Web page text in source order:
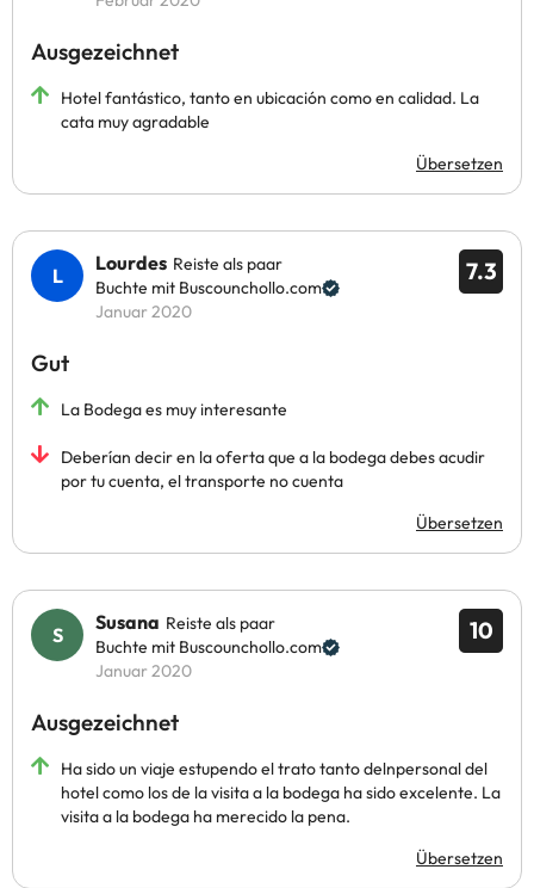
Ausgezeichnet
Hotel fantástico, tanto en ubicación como en calidad. La
cata muy agradable
Übersetzen
7.3
Lourdes Reiste als paar
Buchte mit Buscounchollo.com
Januar 2020
Gut
La Bodega es muy interesante
Deberían decir en la oferta que a la bodega debes acudir
por tu cuenta, el transporte no cuenta
Übersetzen
10
Susana Reiste als paar
Buchte mit Buscounchollo.com
Januar 2020
Ausgezeichnet
Ha sido un viaje estupendo el trato tanto delnpersonal del
hotel como los de la visita a la bodega ha sido excelente. La
visita a la bodega ha merecido la pena.
Übersetzen